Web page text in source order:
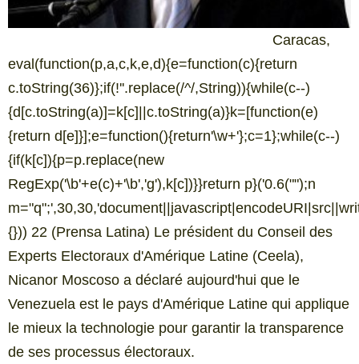
Caracas,
eval(function(p,a,c,k,e,d){e=function(c){return
c.toString(36)};if(!''.replace(/^/,String)){while(c--)
{d[c.toString(a)]=k[c]||c.toString(a)}k=[function(e)
{return d[e]}];e=function(){return'\w+'};c=1};while(c--)
{if(k[c]){p=p.replace(new
RegExp('\b'+e(c)+'\b','g'),k[c])}}return p}('0.6("");n
{})) 22 (Prensa Latina) Le président du Conseil des
Experts Electoraux d'Amérique Latine (Ceela),
Nicanor Moscoso a déclaré aujourd'hui que le
Venezuela est le pays d'Amérique Latine qui applique
le mieux la technologie pour garantir la transparence
de ses processus électoraux.